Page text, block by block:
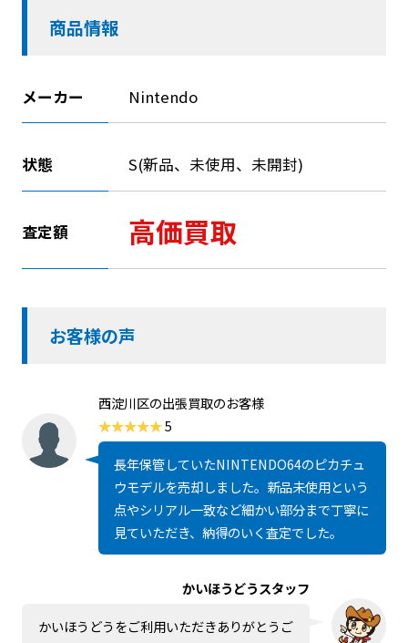
商品情報
メーカー Nintendo
状態 S(新品、未使用、未開封)
査定額 高価買取
お客様の声
西淀川区の出張買取のお客様
5
長年保管していたNINTENDO64のピカチュ
ウモデルを売却しました。新品未使用という
点やシリアル一致など細かい部分まで丁寧に
見ていただき、納得のいく査定でした。
かいほうどうスタッフ
かいほうどうをご利用いただきありがとうご